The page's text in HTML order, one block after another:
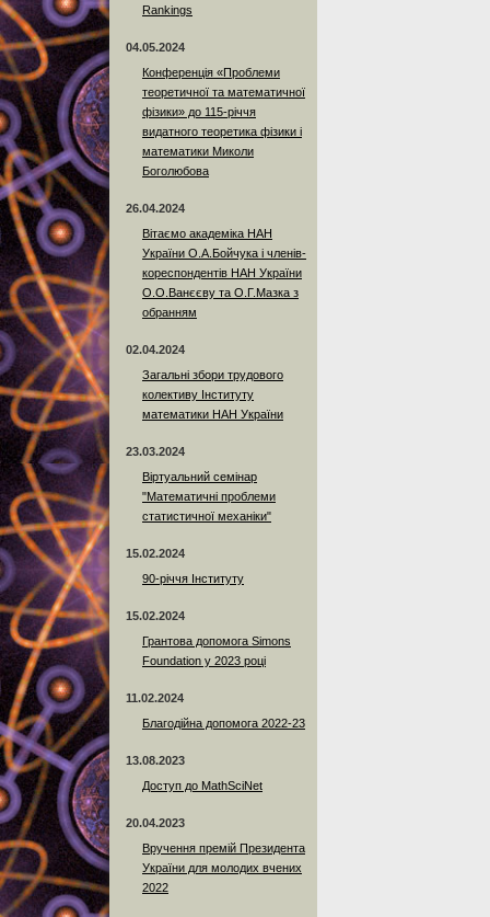
Rankings
04.05.2024
Конференція «Проблеми
теоретичної та математичної
фізики» до 115-річчя
видатного теоретика фізики і
математики Миколи
Боголюбова
26.04.2024
Вітаємо академіка НАН
України О.А.Бойчука і членів-
кореспондентів НАН України
О.О.Ванєєву та О.Г.Мазка з
обранням
02.04.2024
Загальні збори трудового
колективу Інституту
математики НАН України
23.03.2024
Віртуальний семінар
"Математичні проблеми
статистичної механіки"
15.02.2024
90-річчя Інституту
15.02.2024
Грантова допомога Simons
Foundation у 2023 році
11.02.2024
Благодійна допомога 2022-23
13.08.2023
Доступ до MathSciNet
20.04.2023
Вручення премій Президента
України для молодих вчених
2022